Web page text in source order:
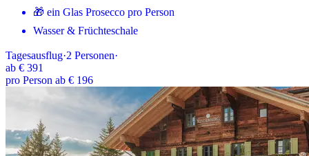
🎁 ein Glas Prosecco pro Person
Wasser & Früchteschale
Tagesausflug·2 Personen·
ab € 391
pro Person ab € 196